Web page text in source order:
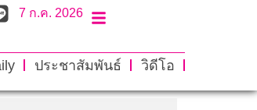
7 ก.ค. 2026
ประชาสัมพันธ์
วิดีโอ